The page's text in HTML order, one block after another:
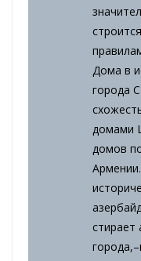
Дома в
города
домами
домов
стирает